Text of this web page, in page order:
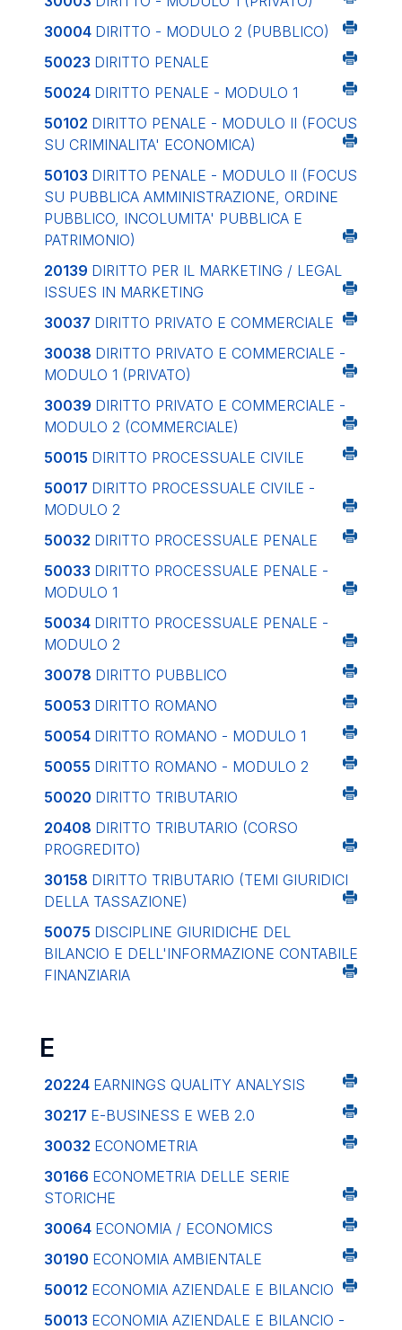
30004 DIRITTO - MODULO 2 (PUBBLICO)
50023 DIRITTO PENALE
50024 DIRITTO PENALE - MODULO 1
50102 DIRITTO PENALE - MODULO II (FOCUS
SU CRIMINALITA' ECONOMICA)
50103 DIRITTO PENALE - MODULO II (FOCUS
SU PUBBLICA AMMINISTRAZIONE, ORDINE
PUBBLICO, INCOLUMITA' PUBBLICA E
PATRIMONIO)
20139 DIRITTO PER IL MARKETING / LEGAL
ISSUES IN MARKETING
30037 DIRITTO PRIVATO E COMMERCIALE
30038 DIRITTO PRIVATO E COMMERCIALE -
MODULO 1 (PRIVATO)
30039 DIRITTO PRIVATO E COMMERCIALE -
MODULO 2 (COMMERCIALE)
50015 DIRITTO PROCESSUALE CIVILE
50017 DIRITTO PROCESSUALE CIVILE -
MODULO 2
50032 DIRITTO PROCESSUALE PENALE
50033 DIRITTO PROCESSUALE PENALE -
MODULO 1
50034 DIRITTO PROCESSUALE PENALE -
MODULO 2
30078 DIRITTO PUBBLICO
50053 DIRITTO ROMANO
50054 DIRITTO ROMANO - MODULO 1
50055 DIRITTO ROMANO - MODULO 2
50020 DIRITTO TRIBUTARIO
20408 DIRITTO TRIBUTARIO (CORSO
PROGREDITO)
30158 DIRITTO TRIBUTARIO (TEMI GIURIDICI
DELLA TASSAZIONE)
50075 DISCIPLINE GIURIDICHE DEL
BILANCIO E DELL'INFORMAZIONE CONTABILE
FINANZIARIA
E
20224 EARNINGS QUALITY ANALYSIS
30217 E-BUSINESS E WEB 2.0
30032 ECONOMETRIA
30166 ECONOMETRIA DELLE SERIE
STORICHE
30064 ECONOMIA / ECONOMICS
30190 ECONOMIA AMBIENTALE
50012 ECONOMIA AZIENDALE E BILANCIO
50013 ECONOMIA AZIENDALE E BILANCIO -